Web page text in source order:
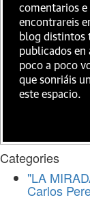
comentarios e
encontrareis
blog distintos
publicados en
poco a poco
que sonriáis
este espacio.
Categories
"LA
Carlos